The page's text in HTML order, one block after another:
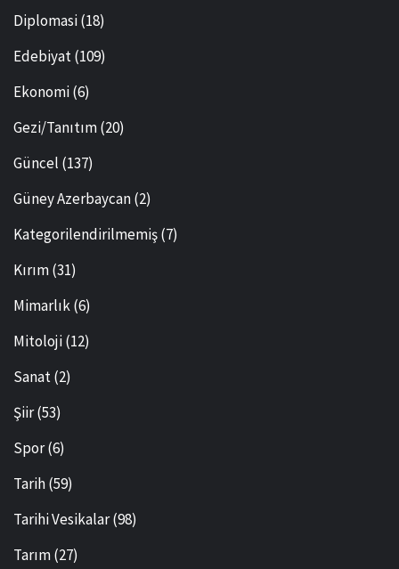
Diplomasi(18)
Edebiyat(109)
Ekonomi(6)
Gezi/Tanıtım(20)
Güncel (137)
Güney Azerbaycan(2)
Kategorilendirilmemiş(7)
Kırım(31)
Mimarlık(6)
Mitoloji(12)
Sanat(2)
Şiir(53)
Spor(6)
Tarih(59)
Tarihi Vesikalar(98)
Tarım(27)